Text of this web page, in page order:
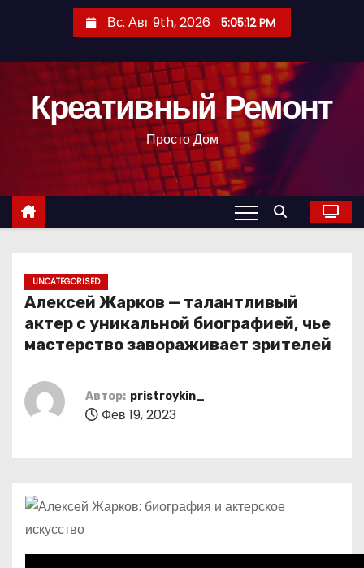
с
Вс. Авг 9th, 2026 5:05:13 PM
Креативный Ремонт
Просто Дом
UNCATEGORISED
Алексей Жарков — талантливый
актер с уникальной биографией, чье
мастерство завораживает зрителей
Автор: pristroykin_
Фев 19, 2023